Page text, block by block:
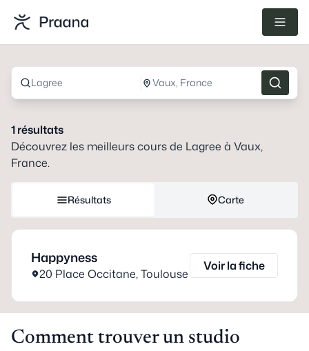
Lagree Vaux, France
1résultats
Découvrez les meilleurs cours de Lagree à Vaux,
France.
Résultats Carte
Happyness
20 Place Occitane,Toulouse
Voir la fiche
Comment trouver un studio